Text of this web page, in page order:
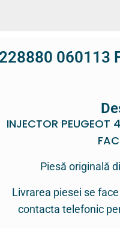
060113
INJECTOR
Piesă originală
Livrarea piesei se
contacta telefonic